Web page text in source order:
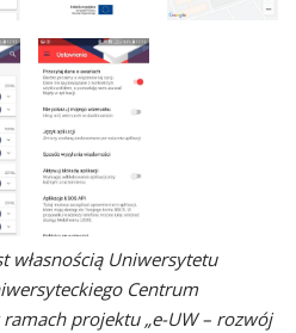
własnością Uniwersytetu
Centrum
projektu „e-UW – rozwój